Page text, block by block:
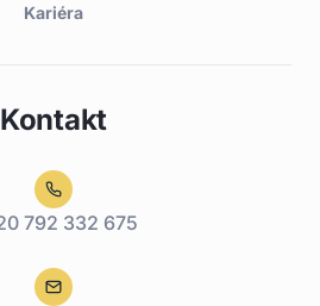
Kariéra
Kontakt
792 332 675